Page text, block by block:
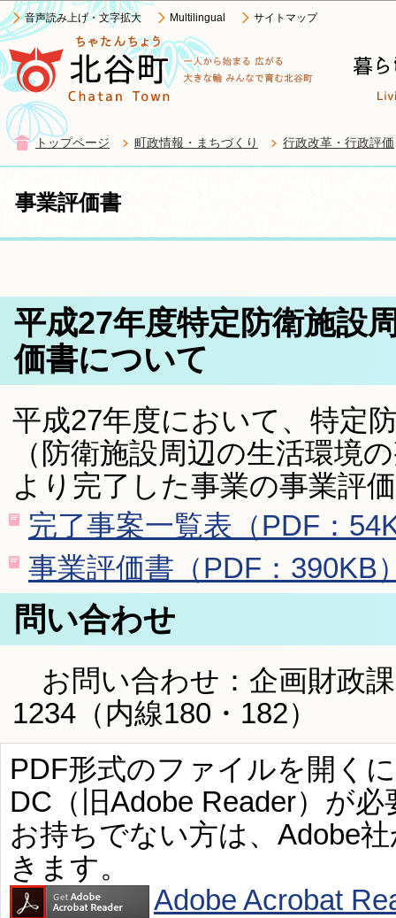
音声読み上げ・文字拡大 Multilingual サイトマップ
トップページ 町政情報・まちづくり 行政改革・行政評価
事業評価書
平成27年度特定防衛施設
価書について
平成27年度において、特定
（防衛施設周辺の生活環境
より完了した事業の事業評
完了事案一覧表（PDF：
事業評価書（PDF：390KB
問い合わせ
お問い合わせ：企画財政
1234（内線180・182）
PDF形式のファイルを開く
DC（旧Adobe Reader）が必
お持ちでない方は、Adobe
きます。
Adobe Acrobat